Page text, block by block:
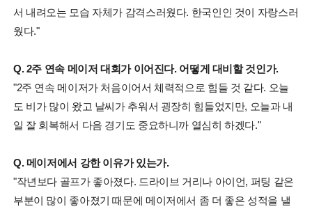
서 내려오는 모습 자체가 감격스러웠다. 한국인인 것이 자랑스러
웠다."
Q. 2주 연속 메이저 대회가 이어진다. 어떻게 대비할 것인가.
"2주 연속 메이저가 처음이어서 체력적으로 힘들 것 같다. 오늘
도 비가 많이 왔고 날씨가 추워서 굉장히 힘들었지만, 오늘과 내
일 잘 회복해서 다음 경기도 중요하니까 열심히 하겠다."
Q. 메이저에서 강한 이유가 있는가.
"작년보다 골프가 좋아졌다. 드라이브 거리나 아이언, 퍼팅 같은
부분이 많이 좋아졌기 때문에 메이저에서 좀 더 좋은 성적을 낼